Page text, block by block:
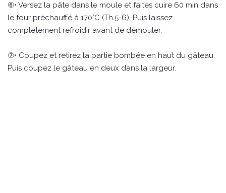
⑥• Versez la pâte dans le moule et faites cuire 60 min dans
le four préchauffé à 170°C (Th.5-6). Puis laissez
complètement refroidir avant de démouler.
⑦• Coupez et retirez la partie bombée en haut du gâteau.
Puis coupez le gâteau en deux dans la largeur.